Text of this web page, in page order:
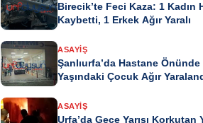
Birecik’te Feci Kaza: 1 Kadın
Kaybetti, 1 Erkek Ağır Yaralı
ASAYIŞ
Şanlıurfa’da Hastane Önünde
Yaşındaki Çocuk Ağır
ASAYIŞ
Urfa’da Gece Yarısı Korkutan